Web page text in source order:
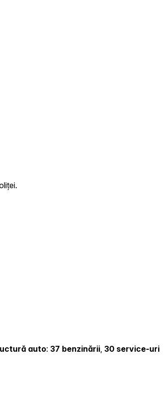
auto: 37 benzinării 30 service-uri